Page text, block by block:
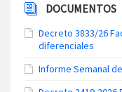
DOCUMENTOS
Decreto 3833/26
diferenciales
Informe Semanal